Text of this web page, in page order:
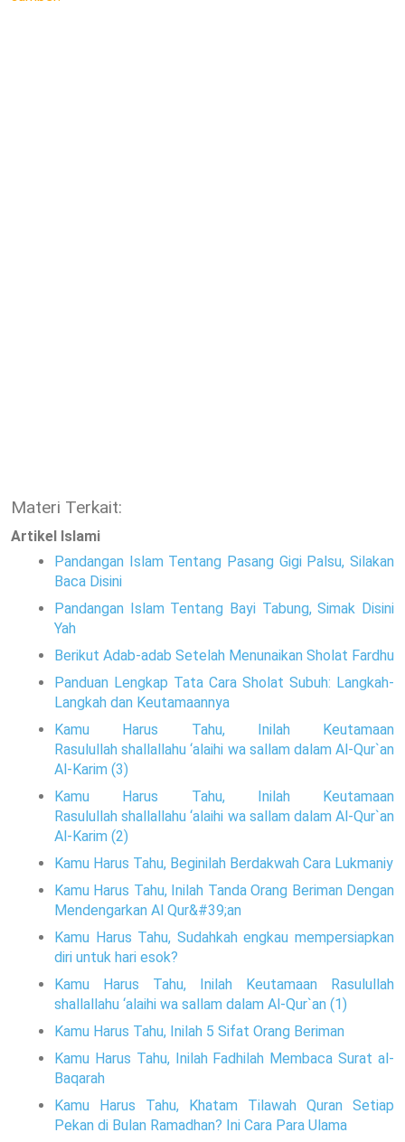
Materi Terkait:
Artikel Islami
Pandangan Islam Tentang Pasang Gigi Palsu, Silakan
Baca Disini
Pandangan Islam Tentang Bayi Tabung, Simak Disini
Yah
Berikut Adab-adab Setelah Menunaikan Sholat Fardhu
Panduan Lengkap Tata Cara Sholat Subuh: Langkah-
Langkah dan Keutamaannya
Kamu Harus Tahu, Inilah Keutamaan
Rasulullah shallallahu ‘alaihi wa sallam dalam Al-Qur`an
Al-Karim (3)
Kamu Harus Tahu, Inilah Keutamaan
Rasulullah shallallahu ‘alaihi wa sallam dalam Al-Qur`an
Al-Karim (2)
Kamu Harus Tahu, Beginilah Berdakwah Cara Lukmaniy
Kamu Harus Tahu, Inilah Tanda Orang Beriman Dengan
Mendengarkan Al Qur&#39;an
Kamu Harus Tahu, Sudahkah engkau mempersiapkan
diri untuk hari esok?
Kamu Harus Tahu, Inilah Keutamaan Rasulullah
shallallahu ‘alaihi wa sallam dalam Al-Qur`an (1)
Kamu Harus Tahu, Inilah 5 Sifat Orang Beriman
Kamu Harus Tahu, Inilah Fadhilah Membaca Surat al-
Baqarah
Kamu Harus Tahu, Khatam Tilawah Quran Setiap
Pekan di Bulan Ramadhan? Ini Cara Para Ulama